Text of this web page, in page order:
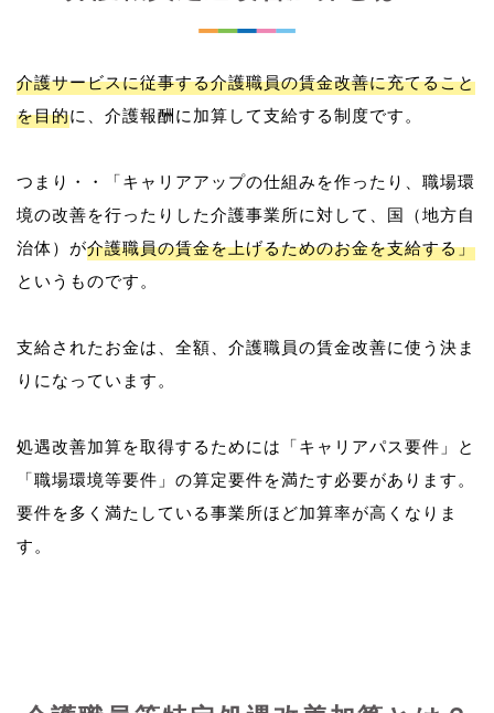
介護サービスに従事する介護職員の賃金改善に充てること
を目的に、介護報酬に加算して支給する制度です。
つまり・・「キャリアアップの仕組みを作ったり、職場環
境の改善を行ったりした介護事業所に対して、国（地方自
治体）が介護職員の賃金を上げるためのお金を支給する」
というものです。
支給されたお金は、全額、介護職員の賃金改善に使う決ま
りになっています。
処遇改善加算を取得するためには「キャリアパス要件」と
「職場環境等要件」の算定要件を満たす必要があります。
要件を多く満たしている事業所ほど加算率が高くなりま
す。